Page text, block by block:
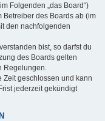
Folgenden „das Board“)
Betreiber des Boards ab (im
den nachfolgenden
bist, so darfst du
des Boards gelten
Regelungen.
Zeit geschlossen und kann
jederzeit gekündigt